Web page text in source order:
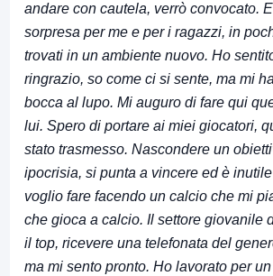
andare con cautela, verrò convocato.
sorpresa per me e per i ragazzi, in
trovati in un ambiente nuovo. Ho
ringrazio, so come ci si sente, ma mi
bocca al lupo. Mi auguro di fare qui
lui. Spero di portare ai miei giocatori,
stato trasmesso. Nascondere un
ipocrisia, si punta a vincere ed è
voglio fare facendo un calcio che mi
che gioca a calcio. Il settore giovanile
il top, ricevere una telefonata del
ma mi sento pronto. Ho lavorato per